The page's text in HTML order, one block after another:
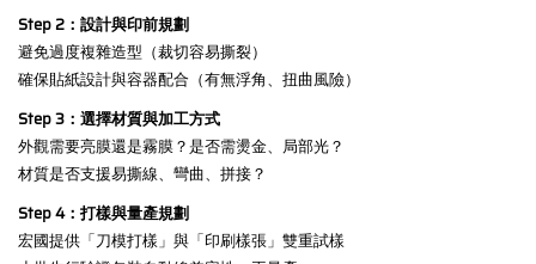
Step 2：設計與印前規劃
避免過度複雜造型（裁切容易撕裂）
確保貼紙設計與容器配合（有無浮角、扭曲風險）
Step 3：選擇材質與加工方式
外觀需要亮膜還是霧膜？是否需燙金、局部光？
材質是否支援易撕線、彎曲、拼接？
Step 4：打樣與量產規劃
宏國提供「刀模打樣」與「印刷樣張」雙重試樣